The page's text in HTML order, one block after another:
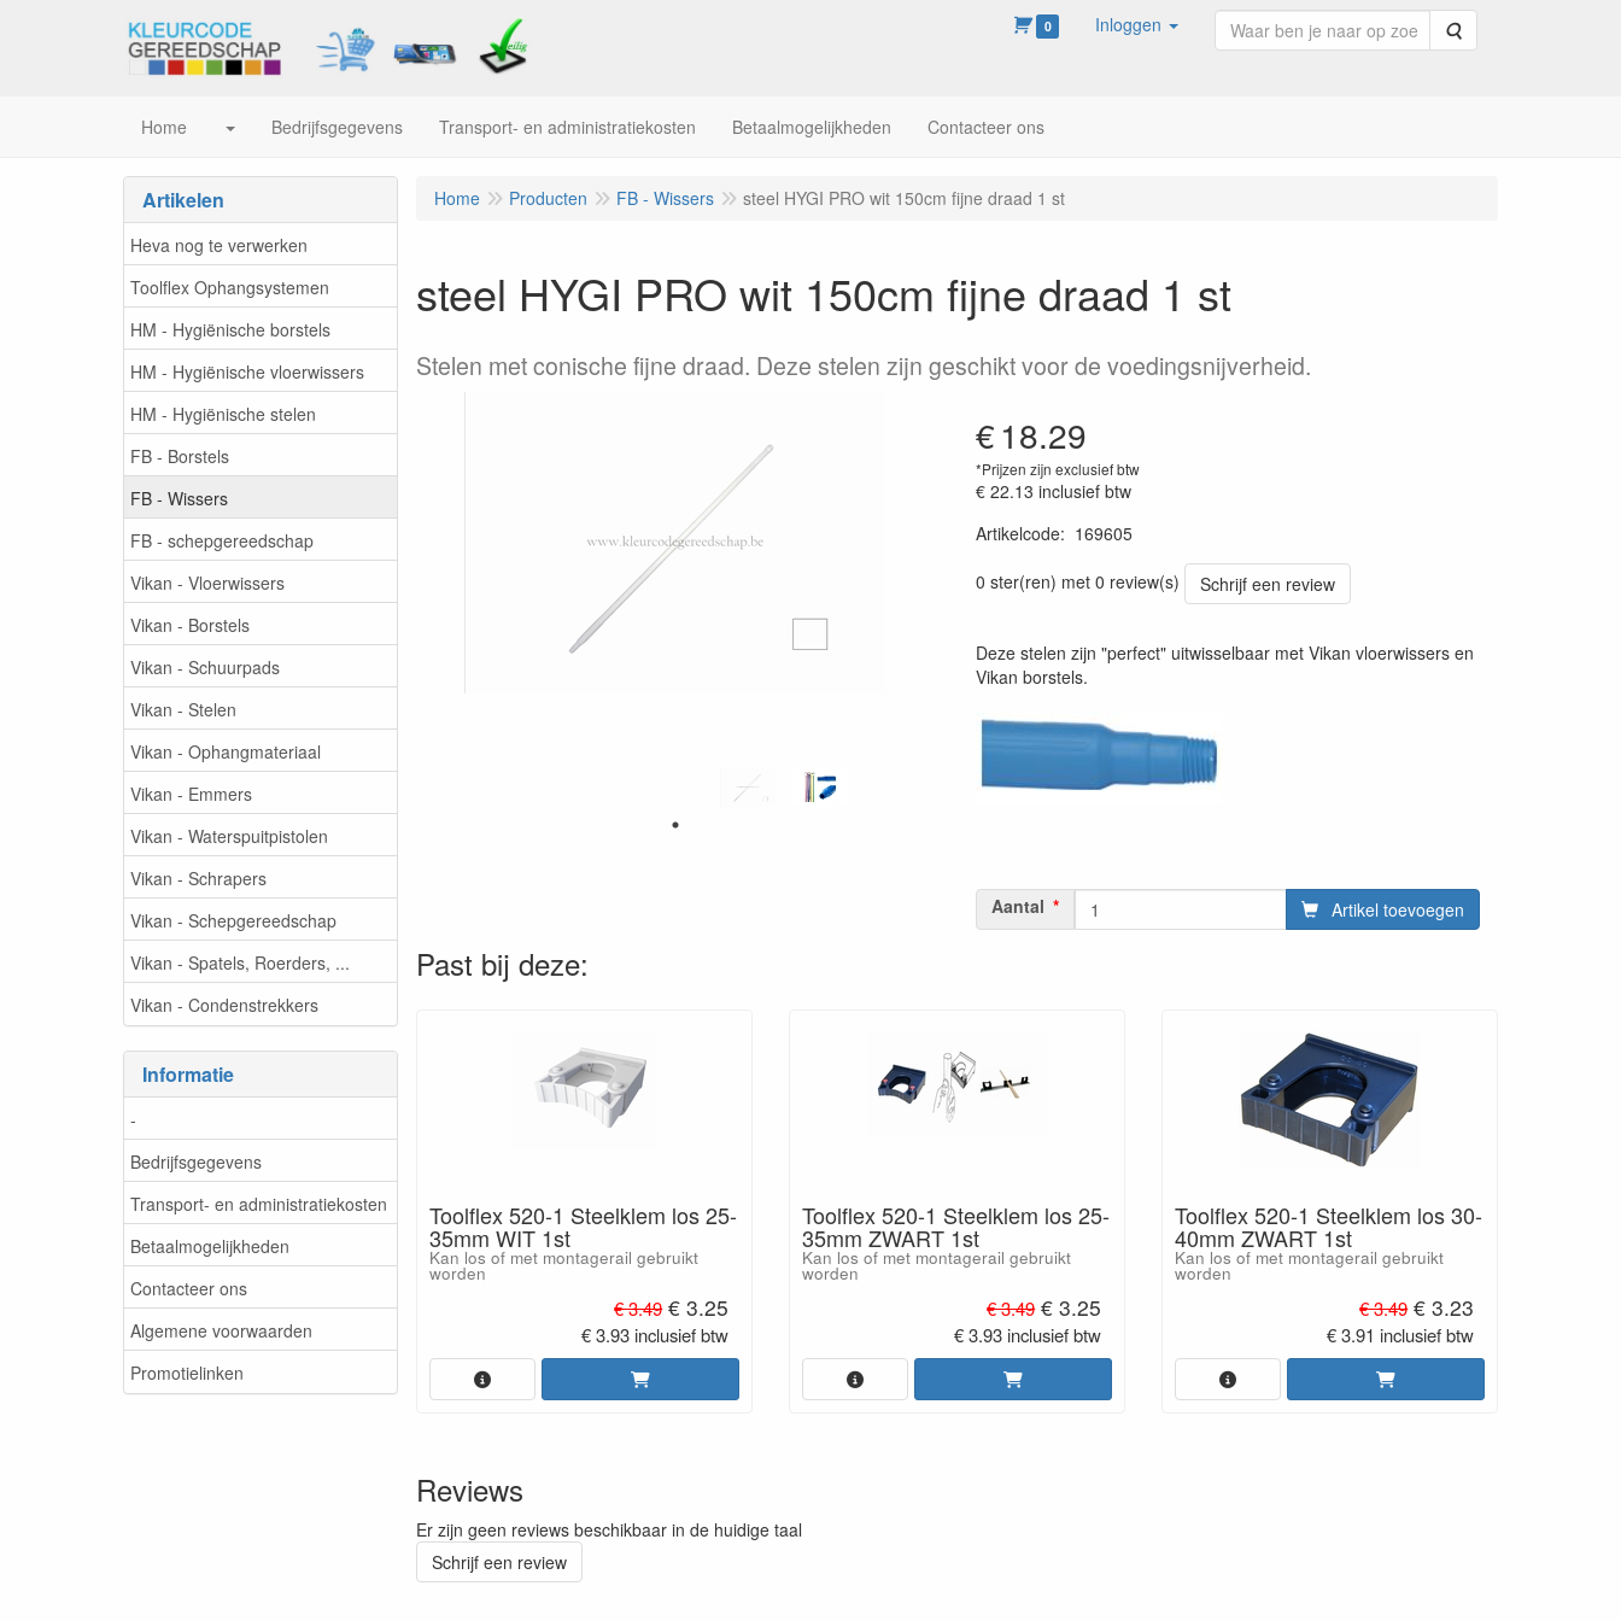
0 Inloggen Zoeken
Home Bedrijfsgegevens Transport- en administratiekosten Betaalmogelijkheden Contacteer ons
Artikelen
Heva nog te verwerken
Toolflex Ophangsystemen
HM - Hygiënische borstels
HM - Hygiënische vloerwissers
HM - Hygiënische stelen
FB - Borstels
FB - Wissers
FB - schepgereedschap
Vikan - Vloerwissers
Vikan - Borstels
Vikan - Schuurpads
Vikan - Stelen
Vikan - Ophangmateriaal
Vikan - Emmers
Vikan - Waterspuitpistolen
Vikan - Schrapers
Vikan - Schepgereedschap
Vikan - Spatels, Roerders, ...
Vikan - Condenstrekkers
Informatie
-
Bedrijfsgegevens
Transport- en administratiekosten
Betaalmogelijkheden
Contacteer ons
Algemene voorwaarden
Promotielinken
Home Producten FB - Wissers steel HYGI PRO wit 150cm fijne draad 1 st
steel HYGI PRO wit 150cm fijne draad 1 st
Stelen met conische fijne draad. Deze stelen zijn geschikt voor de voedingsnijverheid.
€18.29
*Prijzen zijn exclusief btw
€ 22.13 inclusief btw
Artikelcode: 169605
0 ster(ren) met 0 review(s)
Schrijf een review
Deze stelen zijn "perfect" uitwisselbaar met Vikan vloerwissers en
Vikan borstels.
Aantal Artikel toevoegen
Past bij deze:
Toolflex 520-1 Steelklem los 25-
35mm WIT 1st
Kan los of met montagerail gebruikt
worden
€ 3.49€ 3.25
€ 3.93 inclusief btw
Toolflex 520-1 Steelklem los 25-
35mm ZWART 1st
Kan los of met montagerail gebruikt
worden
€ 3.49€ 3.25
€ 3.93 inclusief btw
Toolflex 520-1 Steelklem los 30-
40mm ZWART 1st
Kan los of met montagerail gebruikt
worden
€ 3.49€ 3.23
€ 3.91 inclusief btw
Reviews
Er zijn geen reviews beschikbaar in de huidige taal
Schrijf een review